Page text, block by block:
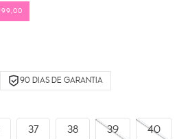
90 DIAS DE GARANTIA
37 38 39 40